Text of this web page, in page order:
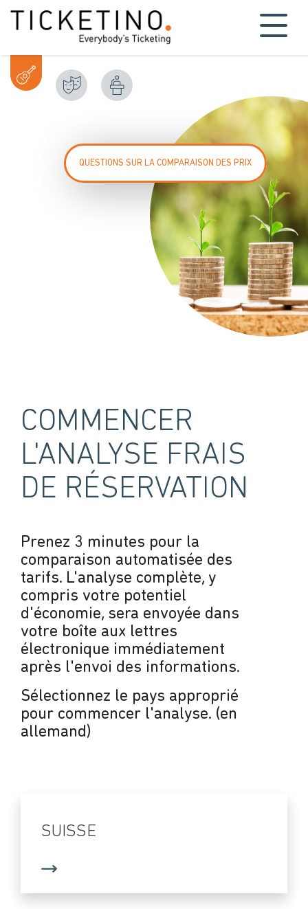
COMMENCER
L'ANALYSE FRAIS
DE RÉSERVATION
Prenez 3 minutes pour la
comparaison automatisée des
tarifs. L'analyse complète, y
compris votre potentiel
d'économie, sera envoyée dans
votre boîte aux lettres
électronique immédiatement
après l'envoi des informations.
Sélectionnez le pays approprié
pour commencer l'analyse. (en
allemand)
QUESTIONS SUR LA COMPARAISON DES PRIX
SUISSE